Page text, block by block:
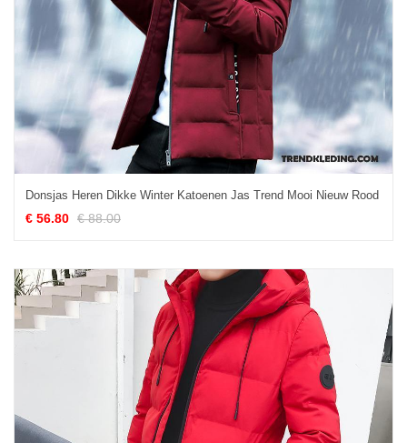
Donsjas Heren Dikke Winter Katoenen Jas Trend Mooi Nieuw Rood
€ 56.80 € 88.00